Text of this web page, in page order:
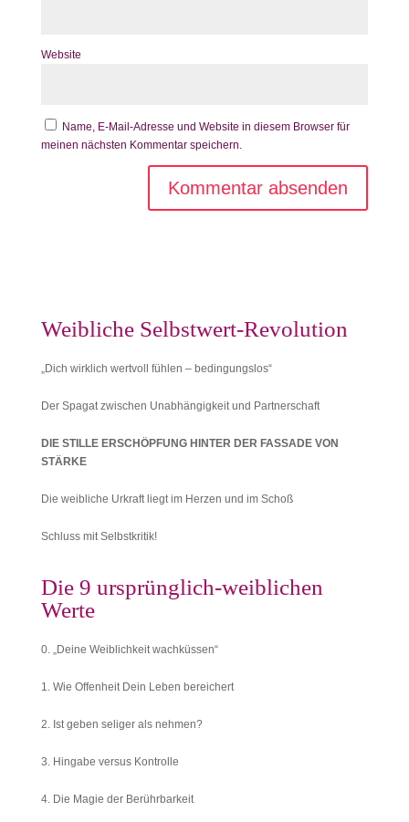
Website
Name, E-Mail-Adresse und Website in diesem Browser für
meinen nächsten Kommentar speichern.
Weibliche Selbstwert-Revolution
„Dich wirklich wertvoll fühlen – bedingungslos“
Der Spagat zwischen Unabhängigkeit und Partnerschaft
DIE STILLE ERSCHÖPFUNG HINTER DER FASSADE VON
STÄRKE
Die weibliche Urkraft liegt im Herzen und im Schoß
Schluss mit Selbstkritik!
Die 9 ursprünglich-weiblichen
Werte
0. „Deine Weiblichkeit wachküssen“
1. Wie Offenheit Dein Leben bereichert
2. Ist geben seliger als nehmen?
3. Hingabe versus Kontrolle
4. Die Magie der Berührbarkeit